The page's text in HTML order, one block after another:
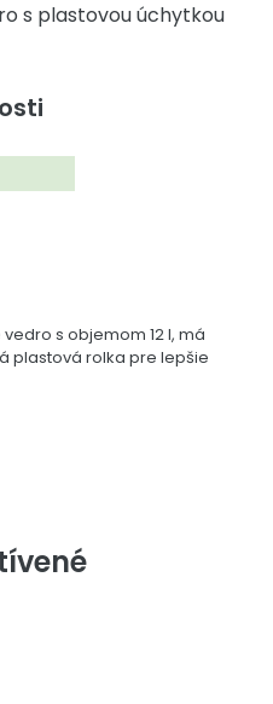
s plastovou úchytkou
s objemom 12 l, má
plastová rolka pre lepšie